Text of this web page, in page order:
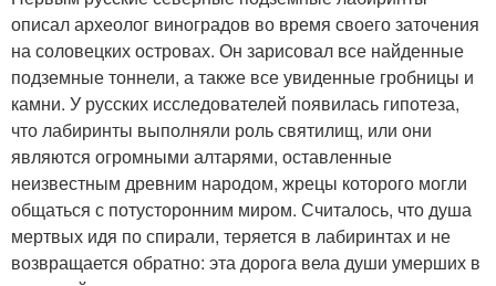
описал археолог виноградов во время своего заточения
на соловецких островах. Он зарисовал все найденные
подземные тоннели, а также все увиденные гробницы и
камни. У русских исследователей появилась гипотеза,
что лабиринты выполняли роль святилищ, или они
являются огромными алтарями, оставленные
неизвестным древним народом, жрецы которого могли
общаться с потусторонним миром. Считалось, что душа
мертвых идя по спирали, теряется в лабиринтах и не
возвращается обратно: эта дорога вела души умерших в